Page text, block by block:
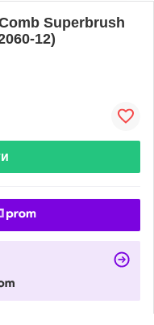
Superbrush
12)